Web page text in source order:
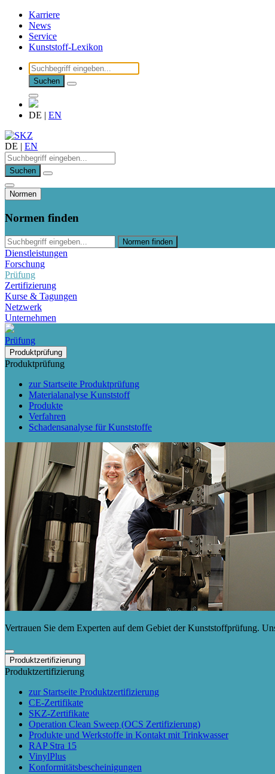
Karriere
News
Service
Kunststoff-Lexikon
Suchen
DE | EN
DE | EN
Suchen
Normen
Normen finden
Normen finden
Dienstleistungen
Forschung
Prüfung
Zertifizierung
Kurse & Tagungen
Netzwerk
Unternehmen
Prüfung
Produktprüfung
Produktprüfung
zur Startseite Produktprüfung
Materialanalyse Kunststoff
Produkte
Verfahren
Schadensanalyse für Kunststoffe
Vertrauen Sie dem Experten auf dem Gebiet der Kunststoffprüfung.
Produktzertifizierung
Produktzertifizierung
zur Startseite Produktzertifizierung
CE-Zertifikate
SKZ-Zertifikate
Operation Clean Sweep (OCS Zertifizierung)
Produkte und Werkstoffe in Kontakt mit Trinkwasser
RAP Stra 15
VinylPlus
Konformitätsbescheinigungen